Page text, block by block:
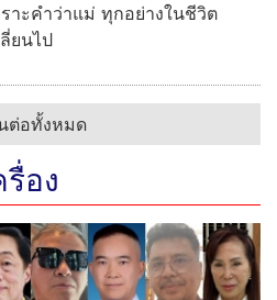
ราะคำว่าแม่ ทุกอย่างในชีวิต
ลี่ยนไป
ต่อทั้งหมด
อง